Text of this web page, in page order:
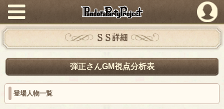
PandoraPartyProject
ＳＳ詳細
弾正さんGM視点分析表
登場人物一覧